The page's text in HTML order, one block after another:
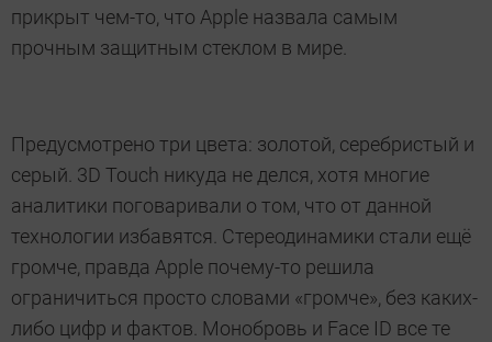
прикрыт чем-то, что Apple назвала самым
прочным защитным стеклом в мире.
Предусмотрено три цвета: золотой, серебристый и
серый. 3D Touch никуда не делся, хотя многие
аналитики поговаривали о том, что от данной
технологии избавятся. Стереодинамики стали ещё
громче, правда Apple почему-то решила
ограничиться просто словами «громче», без каких-
либо цифр и фактов. Монобровь и Face ID все те